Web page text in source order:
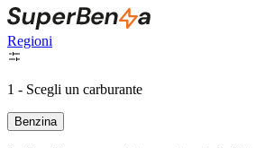
Regioni
1 - Scegli un carburante
Benzina